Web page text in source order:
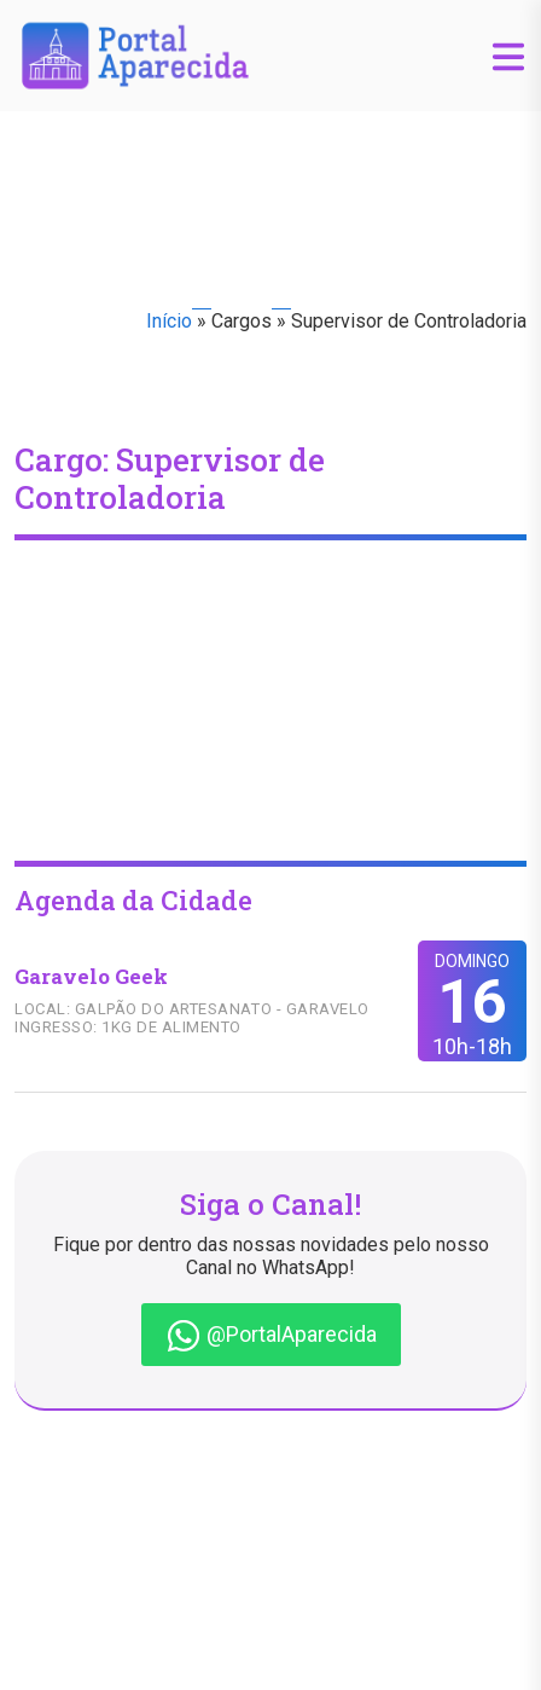
Início » Cargos » Supervisor de Controladoria
Cargo: Supervisor de
Controladoria
Agenda da Cidade
DOMINGO
16
10h-18h
Garavelo Geek
LOCAL: GALPÃO DO ARTESANATO - GARAVELO
INGRESSO: 1KG DE ALIMENTO
Siga o Canal!
Fique por dentro das nossas novidades pelo nosso
Canal no WhatsApp!
@PortalAparecida